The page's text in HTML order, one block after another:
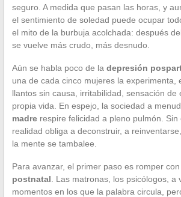
seguro. A medida que pasan las horas, y
el sentimiento de soledad puede ocupar
el mito de la burbuja acolchada: después
se vuelve más crudo, más desnudo.
Aún se habla poco de la depresión
una de cada cinco mujeres la experimenta,
llantos sin causa, irritabilidad, sensación de
propia vida. En espejo, la sociedad a
madrerespire felicidad a pleno pulmón. Sin
realidad obliga a deconstruir, a
la mente se tambalee.
Para avanzar, el primer paso es romper
postnatal . Las matronas, los psicólogos, a
momentos en los que la palabra circula,